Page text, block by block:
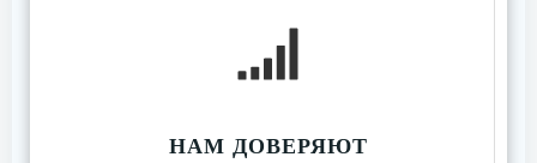
НАМ ДОВЕРЯЮТ